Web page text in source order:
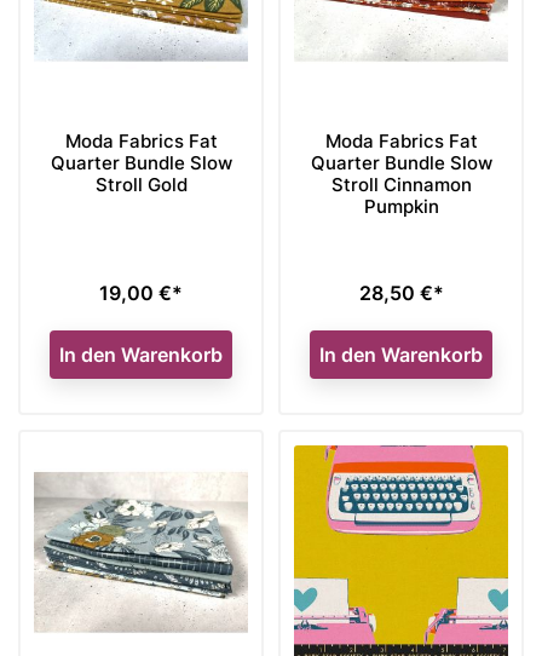
Moda Fabrics Fat
Quarter Bundle Slow
Stroll Gold
Preis
19,00 €*
In den Warenkorb
Moda Fabrics Fat
Quarter Bundle Slow
Stroll Cinnamon
Pumpkin
Preis
28,50 €*
In den Warenkorb